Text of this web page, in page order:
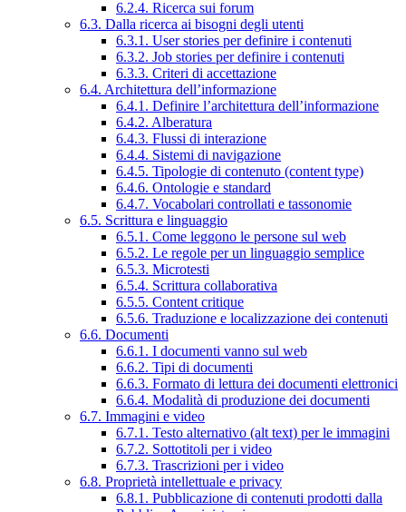
6.2.4. Ricerca sui forum
6.3. Dalla ricerca ai bisogni degli utenti
6.3.1. User stories per definire i contenuti
6.3.2. Job stories per definire i contenuti
6.3.3. Criteri di accettazione
6.4. Architettura dell’informazione
6.4.1. Definire l’architettura dell’informazione
6.4.2. Alberatura
6.4.3. Flussi di interazione
6.4.4. Sistemi di navigazione
6.4.5. Tipologie di contenuto (content type)
6.4.6. Ontologie e standard
6.4.7. Vocabolari controllati e tassonomie
6.5. Scrittura e linguaggio
6.5.1. Come leggono le persone sul web
6.5.2. Le regole per un linguaggio semplice
6.5.3. Microtesti
6.5.4. Scrittura collaborativa
6.5.5. Content critique
6.5.6. Traduzione e localizzazione dei contenuti
6.6. Documenti
6.6.1. I documenti vanno sul web
6.6.2. Tipi di documenti
6.6.3. Formato di lettura dei documenti elettronici
6.6.4. Modalità di produzione dei documenti
6.7. Immagini e video
6.7.1. Testo alternativo (alt text) per le immagini
6.7.2. Sottotitoli per i video
6.7.3. Trascrizioni per i video
6.8. Proprietà intellettuale e privacy
6.8.1. Pubblicazione di contenuti prodotti dalla